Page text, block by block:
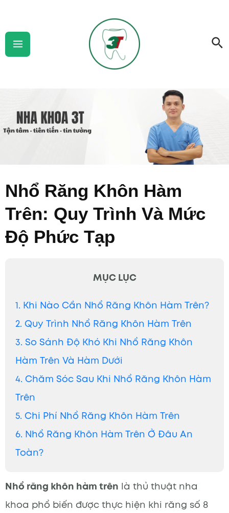
content
Menu
Nhổ Răng Khôn Hàm
Trên: Quy Trình Và Mức
Độ Phức Tạp
MỤC LỤC
1. Khi Nào Cần Nhổ Răng Khôn Hàm Trên?
2. Quy Trình Nhổ Răng Khôn Hàm Trên
3. So Sánh Độ Khó Khi Nhổ Răng Khôn
Hàm Trên Và Hàm Dưới
4. Chăm Sóc Sau Khi Nhổ Răng Khôn Hàm
Trên
5. Chi Phí Nhổ Răng Khôn Hàm Trên
6. Nhổ Răng Khôn Hàm Trên Ở Đâu An
Toàn?
Nhổ răng khôn hàm trên là thủ thuật nha
khoa phổ biến được thực hiện khi răng số 8